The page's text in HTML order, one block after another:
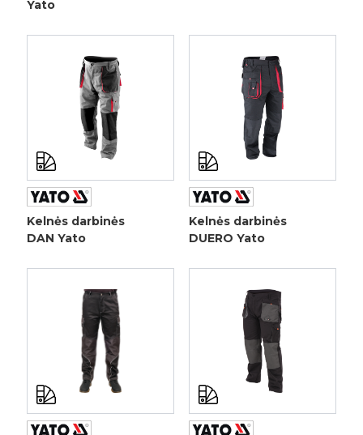
Yato
Kelnės darbinės
DAN Yato
Kelnės darbinės
DUERO Yato